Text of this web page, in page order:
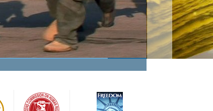
Impulso ad aiutare
Guarda i video